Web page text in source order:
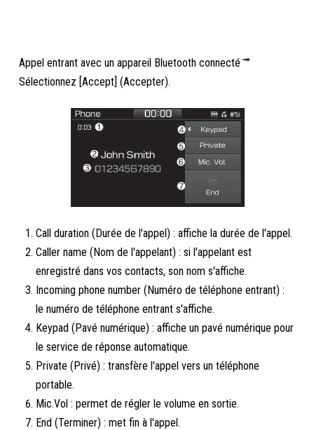
Appel entrant avec un appareil Bluetooth connecté
Sélectionnez [Accept] (Accepter).
Call duration (Durée de l'appel) : affiche la durée de l'appel.
Caller name (Nom de l'appelant) : si l'appelant est
enregistré dans vos contacts, son nom s'affiche.
Incoming phone number (Numéro de téléphone entrant) :
le numéro de téléphone entrant s'affiche.
Keypad (Pavé numérique) : affiche un pavé numérique pour
le service de réponse automatique.
Private (Privé) : transfère l'appel vers un téléphone
portable.
Mic.Vol : permet de régler le volume en sortie.
End (Terminer) : met fin à l'appel.